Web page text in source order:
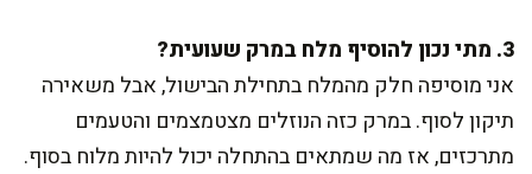
3. מתי נכון להוסיף מלח במרק שעועית?
אני מוסיפה חלק מהמלח בתחילת הבישול, אבל משאירה
תיקון לסוף. במרק כזה הנוזלים מצטמצמים והטעמים
מתרכזים, אז מה שמתאים בהתחלה יכול להיות מלוח בסוף.